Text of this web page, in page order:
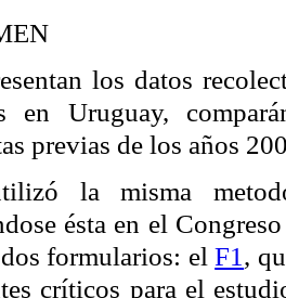
los datos
en Uruguay,
previas de los años
la misma
ésta en el
formularios: elF1 ,
críticos para el